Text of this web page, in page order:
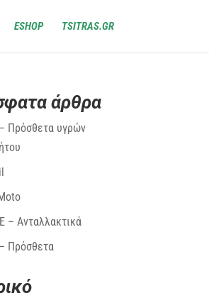
ESHOP TSITRAS.GR
άρθρα
Πρόσθετα υγρών
– Ανταλλακτικά
Πρόσθετα